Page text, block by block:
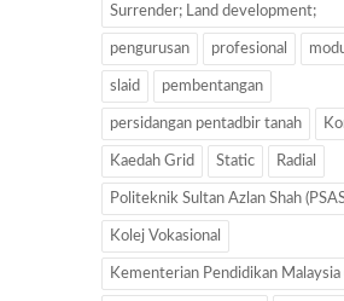
Surrender; Land development;
pengurusan profesional
slaid pembentangan
persidangan pentadbir tanah
Kaedah Grid Static Radial
Politeknik Sultan Azlan Shah
Kolej Vokasional
Kementerian Pendidikan Malaysia